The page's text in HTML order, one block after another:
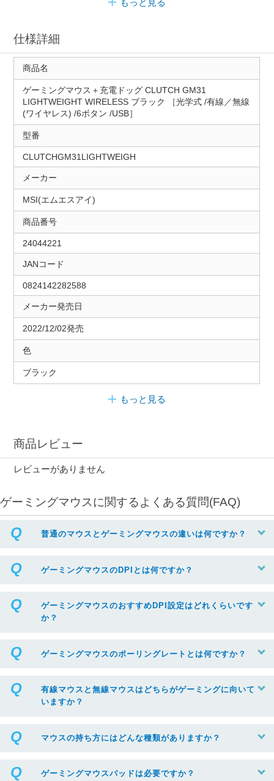
もっと見る
仕様詳細
商品名
ゲーミングマウス＋充電ドッグ CLUTCH GM31
LIGHTWEIGHT WIRELESS ブラック ［光学式 /有線／無線
(ワイヤレス) /6ボタン /USB］
型番
CLUTCHGM31LIGHTWEIGH
メーカー
MSI(エムエスアイ)
商品番号
24044221
JANコード
0824142282588
メーカー発売日
2022/12/02発売
色
ブラック
もっと見る
商品レビュー
レビューがありません
ゲーミングマウスに関するよくある質問(FAQ)
普通のマウスとゲーミングマウスの違いは何ですか？
ゲーミングマウスのDPIとは何ですか？
ゲーミングマウスのおすすめDPI設定はどれくらいです
か？
ゲーミングマウスのポーリングレートとは何ですか？
有線マウスと無線マウスはどちらがゲーミングに向いて
いますか？
マウスの持ち方にはどんな種類がありますか？
ゲーミングマウスパッドは必要ですか？